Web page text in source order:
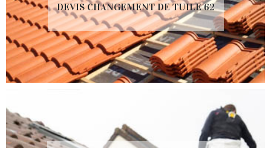
DEVIS CHANGEMENT DE TUILE 62